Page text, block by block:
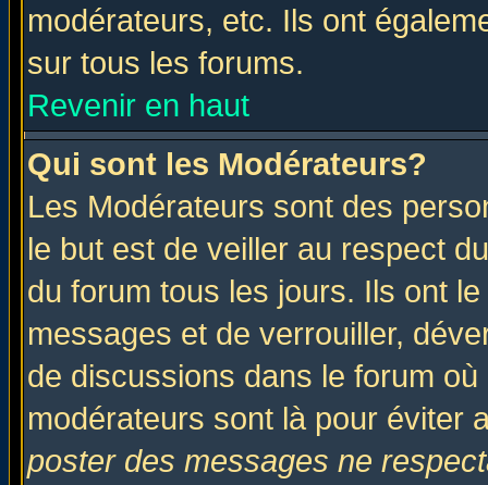
modérateurs, etc. Ils ont
sur tous les forums.
Revenir en haut
Qui sont les Modérateurs?
Les Modérateurs sont des
le but est de veiller au respect
du forum tous les jours. Ils ont
messages et de verrouiller,
de discussions dans le forum
modérateurs sont là pour éviter
poster des messages ne